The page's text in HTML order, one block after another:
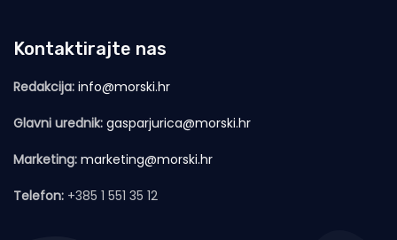
Kontaktirajte nas
Redakcija: info@morski.hr
Glavni urednik: gasparjurica@morski.hr
Marketing: marketing@morski.hr
Telefon: +385 1 551 35 12